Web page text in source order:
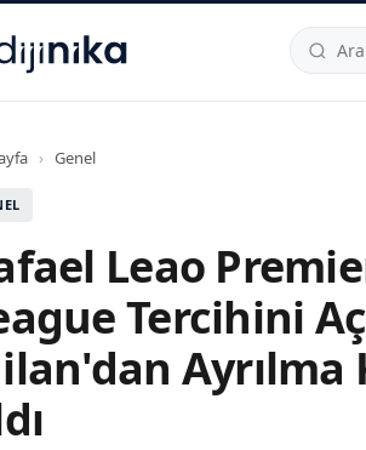
Mahallesi 34520TR
› Genel
Leao
Tercihini
Ayrılma